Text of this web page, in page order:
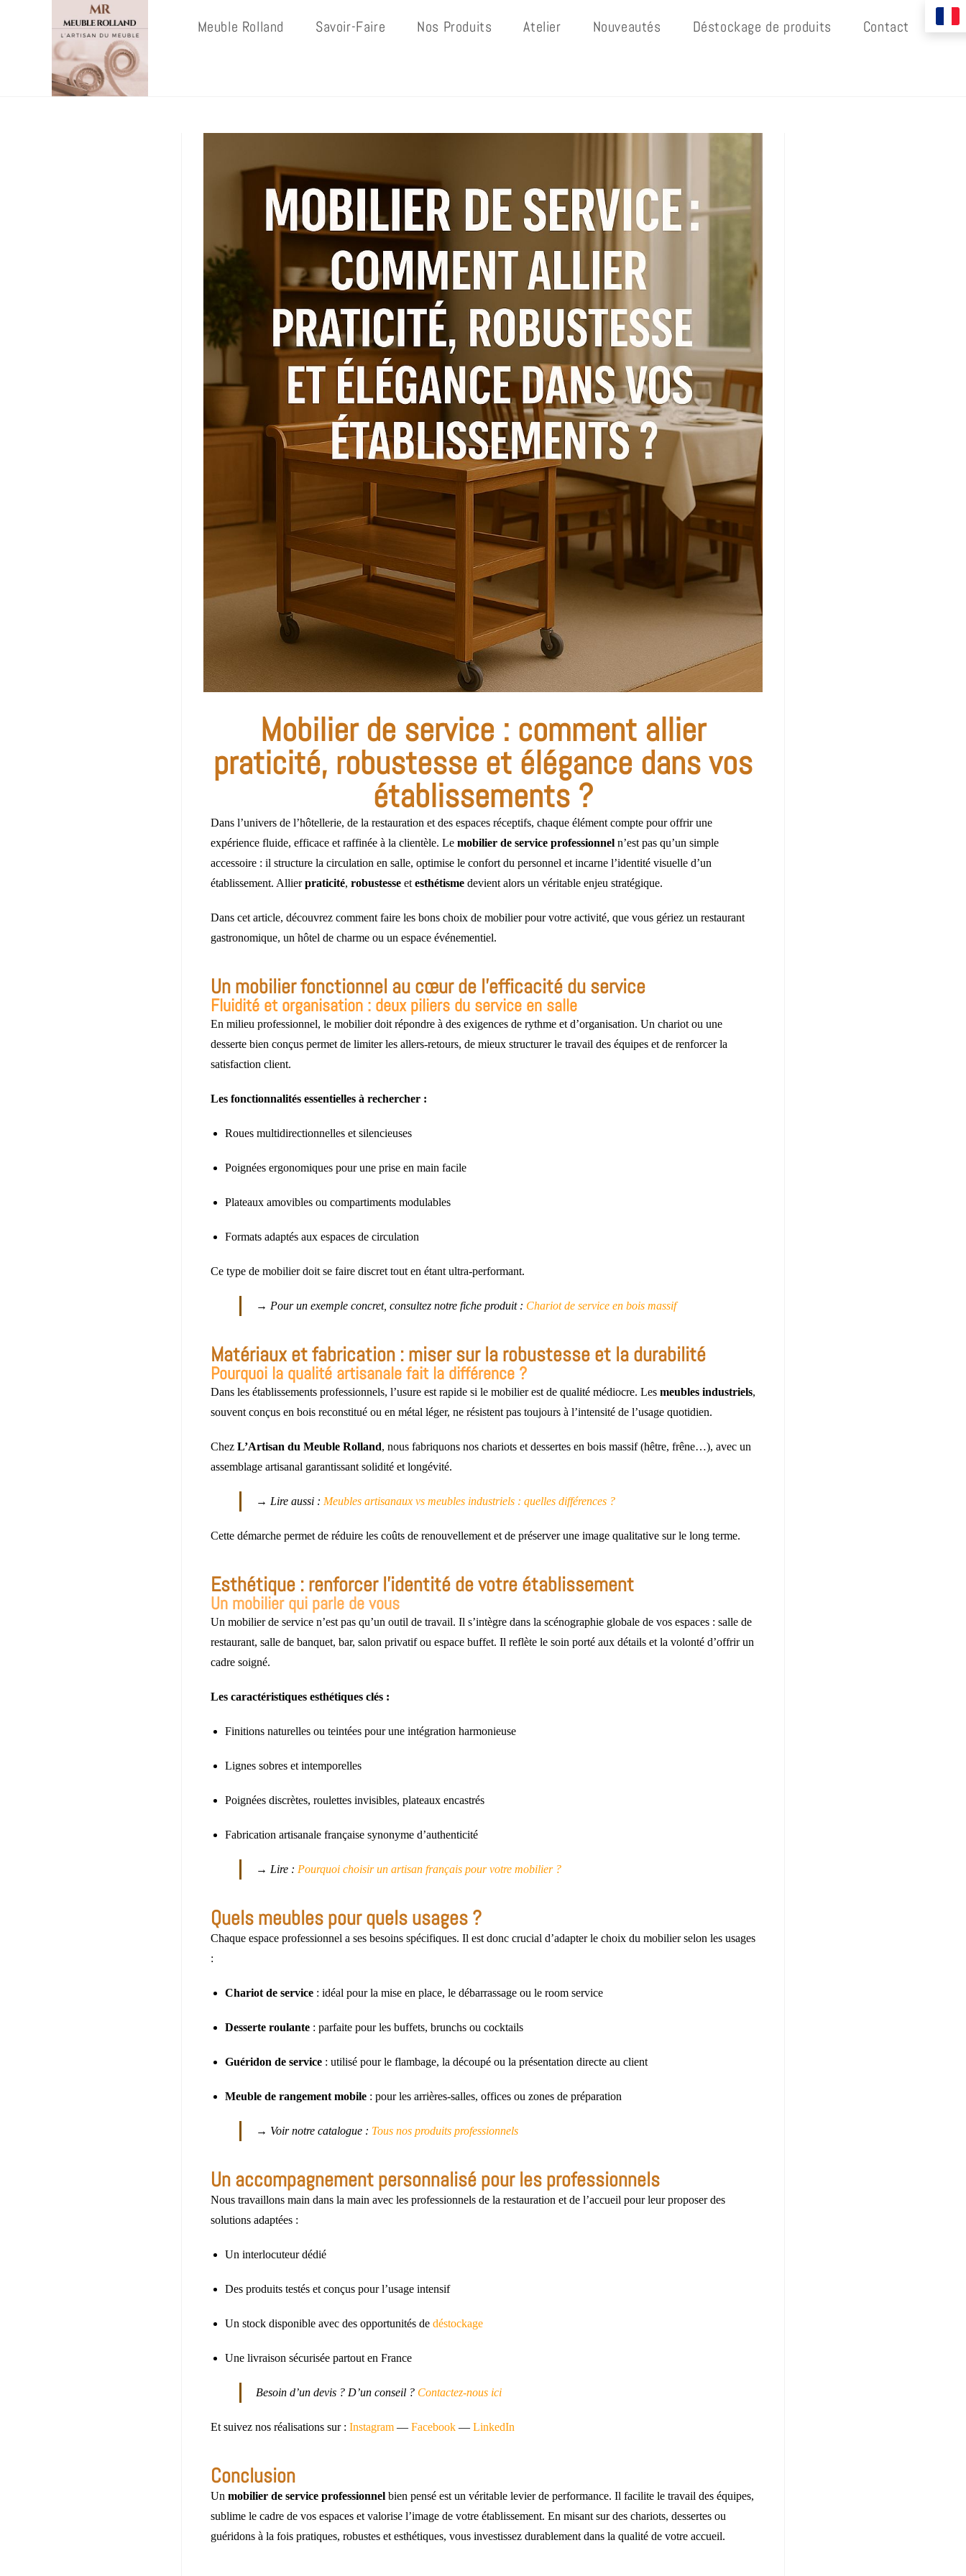
Meuble Rolland Savoir-Faire Nos Produits Atelier Nouveautés Déstockage de produits Contact
Mobilier de service : comment allier
praticité, robustesse et élégance dans vos
établissements ?
Dans l’univers de l’hôtellerie, de la restauration et des espaces réceptifs, chaque élément compte pour offrir une
expérience fluide, efficace et raffinée à la clientèle. Le mobilier de service professionnel n’est pas qu’un simple
accessoire : il structure la circulation en salle, optimise le confort du personnel et incarne l’identité visuelle d’un
établissement. Allierpraticité, robustesse et esthétisme devient alors un véritable enjeu stratégique.
Dans cet article, découvrez comment faire les bons choix de mobilier pour votre activité, que vous gériez un restaurant
gastronomique, un hôtel de charme ou un espace événementiel.
Un mobilier fonctionnel au cœur de l'efficacité du service
Fluidité et organisation : deux piliers du service en salle
En milieu professionnel, le mobilier doit répondre à des exigences de rythme et d’organisation. Un chariot ou une
desserte bien conçus permet de limiter les allers-retours, de mieux structurer le travail des équipes et de renforcer la
satisfaction client.
Les fonctionnalités essentielles à rechercher :
Roues multidirectionnelles et silencieuses
Poignées ergonomiques pour une prise en main facile
Plateaux amovibles ou compartiments modulables
Formats adaptés aux espaces de circulation
Ce type de mobilier doit se faire discret tout en étant ultra-performant.
→ Pour un exemple concret, consultez notre fiche produit : Chariot de service en bois massif
Matériaux et fabrication : miser sur la robustesse et la durabilité
Pourquoi la qualité artisanale fait la différence ?
Dans les établissements professionnels, l’usure est rapide si le mobilier est de qualité médiocre. Les meubles industriels,
souvent conçus en bois reconstitué ou en métal léger, ne résistent pas toujours à l’intensité de l’usage quotidien.
Chez L’Artisan du Meuble Rolland, nous fabriquons nos chariots et dessertes en bois massif (hêtre, frêne…), avec un
assemblage artisanal garantissant solidité et longévité.
→ Lire aussi : Meubles artisanaux vs meubles industriels : quelles différences ?
Cette démarche permet de réduire les coûts de renouvellement et de préserver une image qualitative sur le long terme.
Esthétique : renforcer l'identité de votre établissement
Un mobilier qui parle de vous
Un mobilier de service n’est pas qu’un outil de travail. Il s’intègre dans la scénographie globale de vos espaces : salle de
restaurant, salle de banquet, bar, salon privatif ou espace buffet. Il reflète le soin porté aux détails et la volonté d’offrir un
cadre soigné.
Les caractéristiques esthétiques clés :
Finitions naturelles ou teintées pour une intégration harmonieuse
Lignes sobres et intemporelles
Poignées discrètes, roulettes invisibles, plateaux encastrés
Fabrication artisanale française synonyme d’authenticité
→ Lire : Pourquoi choisir un artisan français pour votre mobilier ?
Quels meubles pour quels usages ?
Chaque espace professionnel a ses besoins spécifiques. Il est donc crucial d’adapter le choix du mobilier selon les usages
:
Chariot de service : idéal pour la mise en place, le débarrassage ou le room service
Desserte roulante : parfaite pour les buffets, brunchs ou cocktails
Guéridon de service : utilisé pour le flambage, la découpé ou la présentation directe au client
Meuble de rangement mobile : pour les arrières-salles, offices ou zones de préparation
→ Voir notre catalogue : Tous nos produits professionnels
Un accompagnement personnalisé pour les professionnels
Nous travaillons main dans la main avec les professionnels de la restauration et de l’accueil pour leur proposer des
solutions adaptées :
Un interlocuteur dédié
Des produits testés et conçus pour l’usage intensif
Un stock disponible avec des opportunités de déstockage
Une livraison sécurisée partout en France
Besoin d’un devis ? D’un conseil ? Contactez-nous ici
Et suivez nos réalisations sur : Instagram — Facebook — LinkedIn
Conclusion
Un mobilier de service professionnel bien pensé est un véritable levier de performance. Il facilite le travail des équipes,
sublime le cadre de vos espaces et valorise l’image de votre établissement. En misant sur des chariots, dessertes ou
guéridons à la fois pratiques, robustes et esthétiques, vous investissez durablement dans la qualité de votre accueil.